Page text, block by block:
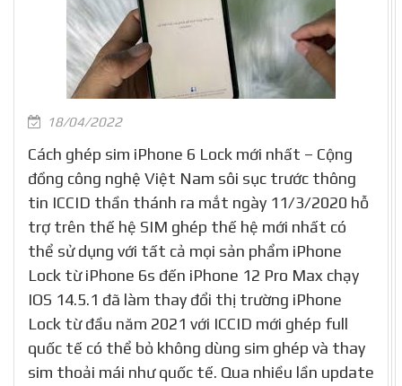
18/04/2022
Cách ghép sim iPhone 6 Lock mới nhất – Cộng
đồng công nghệ Việt Nam sôi sục trước thông
tin ICCID thần thánh ra mắt ngày 11/3/2020 hỗ
trợ trên thế hệ SIM ghép thế hệ mới nhất có
thể sử dụng với tất cả mọi sản phẩm iPhone
Lock từ iPhone 6s đến iPhone 12 Pro Max chạy
IOS 14.5.1 đã làm thay đổi thị trường iPhone
Lock từ đầu năm 2021 với ICCID mới ghép full
quốc tế có thể bỏ không dùng sim ghép và thay
sim thoải mái như quốc tế. Qua nhiều lần update